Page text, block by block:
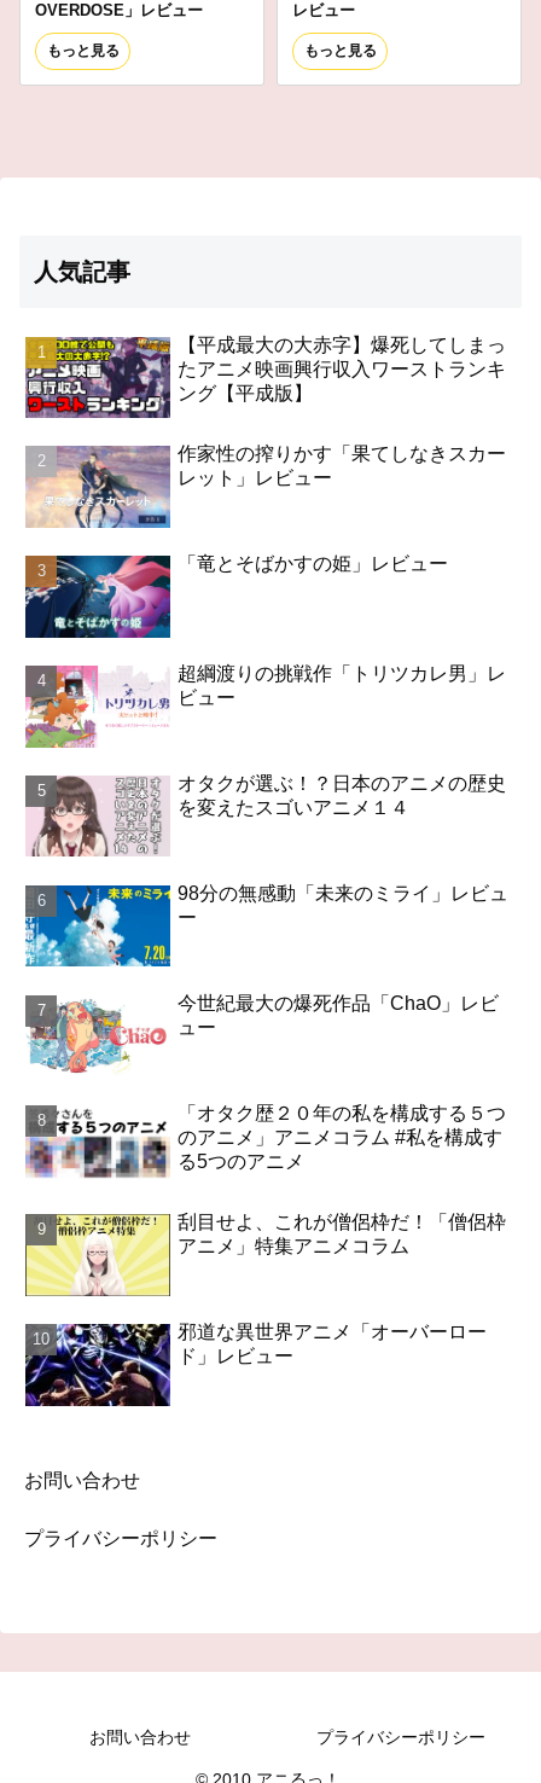
OVERDOSE」レビュー
もっと見る
レビュー
もっと見る
人気記事
【平成最大の大赤字】爆死してしまっ
たアニメ映画興行収入ワーストランキ
ング【平成版】
作家性の搾りかす「果てしなきスカー
レット」レビュー
「竜とそばかすの姫」レビュー
超綱渡りの挑戦作「トリツカレ男」レ
ビュー
オタクが選ぶ！？日本のアニメの歴史
を変えたスゴいアニメ１４
98分の無感動「未来のミライ」レビュ
ー
今世紀最大の爆死作品「ChaO」レビ
ュー
「オタク歴２０年の私を構成する５つ
のアニメ」アニメコラム #私を構成す
る5つのアニメ
刮目せよ、これが僧侶枠だ！「僧侶枠
アニメ」特集アニメコラム
邪道な異世界アニメ「オーバーロー
ド」レビュー
お問い合わせ
プライバシーポリシー
お問い合わせ プライバシーポリシー